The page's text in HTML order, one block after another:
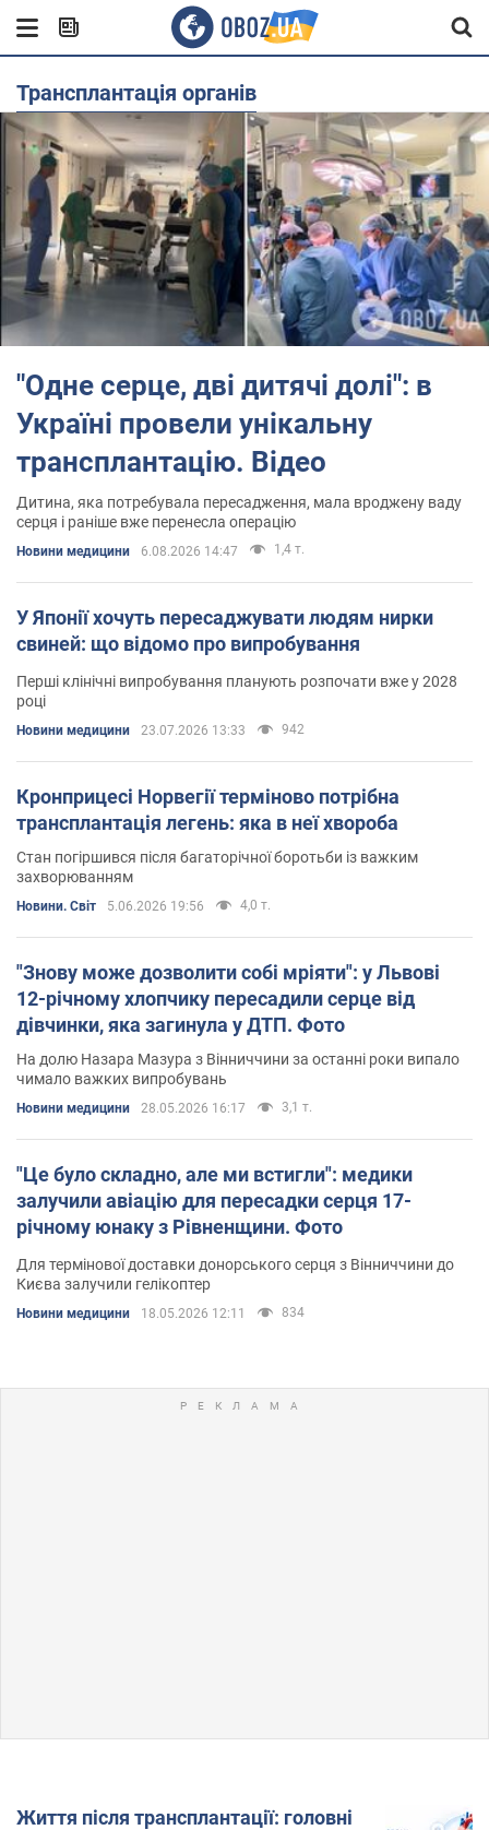
трансплантація органів
"Одне серце, дві дитячі долі": в
Україні провели унікальну
трансплантацію. Відео
Дитина, яка потребувала пересадження, мала вроджену ваду
серця і раніше вже перенесла операцію
Новини медицини 6.08.2026 14:47 1,4 т.
У Японії хочуть пересаджувати людям нирки
свиней: що відомо про випробування
Перші клінічні випробування планують розпочати вже у 2028
році
Новини медицини 23.07.2026 13:33 942
Кронприцесі Норвегії терміново потрібна
трансплантація легень: яка в неї хвороба
Стан погіршився після багаторічної боротьби із важким
захворюванням
Новини. Світ 5.06.2026 19:56 4,0 т.
"Знову може дозволити собі мріяти": у Львові
12-річному хлопчику пересадили серце від
дівчинки, яка загинула у ДТП. Фото
На долю Назара Мазура з Вінниччини за останні роки випало
чимало важких випробувань
Новини медицини 28.05.2026 16:17 3,1 т.
"Це було складно, але ми встигли": медики
залучили авіацію для пересадки серця 17-
річному юнаку з Рівненщини. Фото
Для термінової доставки донорського серця з Вінниччини до
Києва залучили гелікоптер
Новини медицини 18.05.2026 12:11 834
Життя після трансплантації: головні